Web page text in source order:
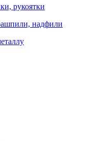
рукоятки
надфили